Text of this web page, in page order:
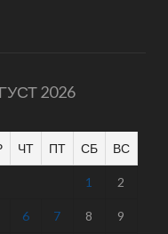
2026
ЧТ ПТ СБ ВС
1 2
6 7 8 9